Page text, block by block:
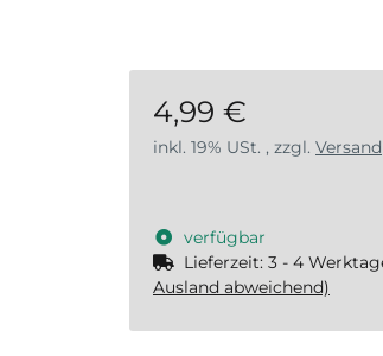
4,99 €
inkl. 19% USt. , zzgl. Versand
verfügbar
Lieferzeit: 3 - 4
Ausland abweichend)